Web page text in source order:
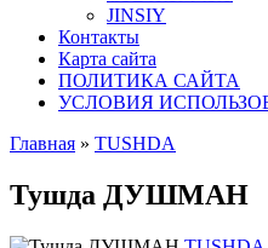
JINSIY
Контакты
Карта сайта
ПОЛИТИКА САЙТА
УСЛОВИЯ
Главная » TUSHDA
Тушда ДУШМАН